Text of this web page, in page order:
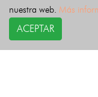
nuestra web. Más
ACEPTAR